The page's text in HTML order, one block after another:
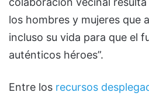
los hombres y mujeres que
incluso su vida para que el
auténticos héroes”.
Entre los recursos